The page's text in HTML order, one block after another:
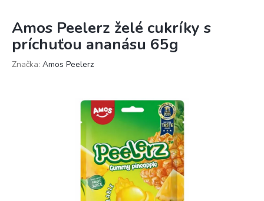
Amos Peelerz želé cukríky s
príchuťou ananásu 65g
Značka: Amos Peelerz